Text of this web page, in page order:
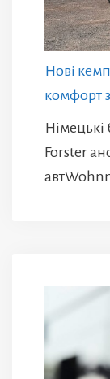
Нові
комфорт
Forster